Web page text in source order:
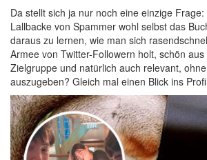
Da stellt sich ja nur noch eine einzige
Lallbacke von Spammer wohl selbst das
daraus zu lernen, wie man sich
Armee von Twitter-Followern holt, schön
Zielgruppe und natürlich auch relevant,
auszugeben? Gleich mal einen Blick ins